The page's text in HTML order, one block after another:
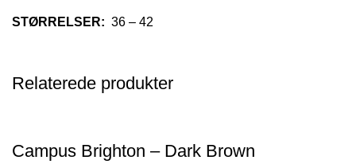
STØRRELSER: 36 – 42
Relaterede produkter
Campus Brighton – Dark Brown